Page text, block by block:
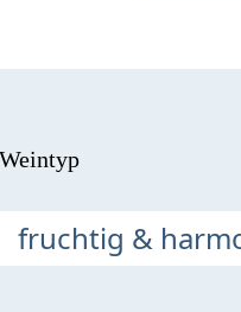
Weintyp
fruchtig &